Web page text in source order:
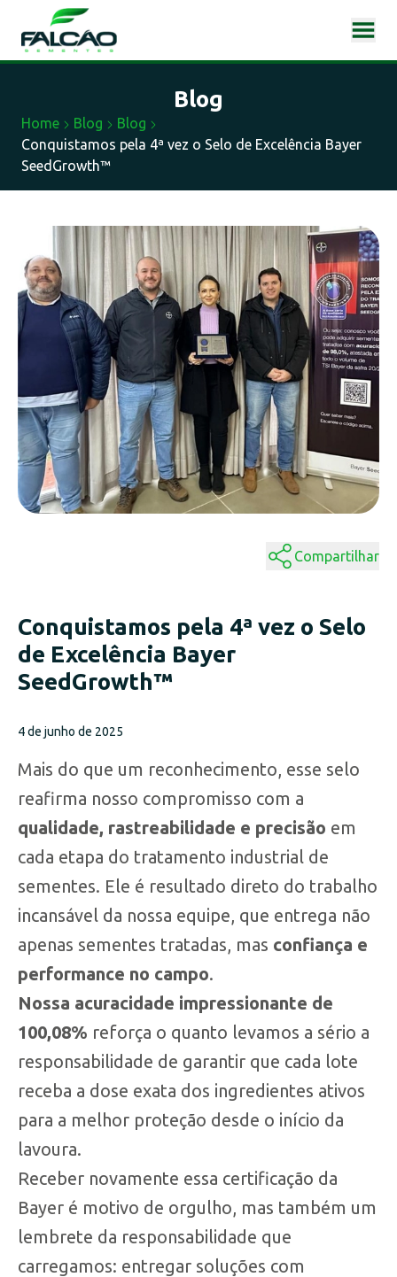
blog
Home Blog
Blog
Conquistamos pela 4ª vez o Selo de Excelência Bayer
SeedGrowth™
Compartilhar
Conquistamos pela 4ª vez o Selo
de Excelência Bayer
SeedGrowth™
4 de junho de 2025
Mais do que um reconhecimento, esse selo
reafirma nosso compromisso com a
qualidade, rastreabilidade e precisão em
cada etapa do tratamento industrial de
sementes. Ele é resultado direto do trabalho
incansável da nossa equipe, que entrega não
apenas sementes tratadas, mas confiança e
performance no campo.
Nossa acuracidade impressionante de
100,08% reforça o quanto levamos a sério a
responsabilidade de garantir que cada lote
receba a dose exata dos ingredientes ativos
para a melhor proteção desde o início da
lavoura.
Receber novamente essa certificação da
Bayer é motivo de orgulho, mas também um
lembrete da responsabilidade que
carregamos: entregar soluções com